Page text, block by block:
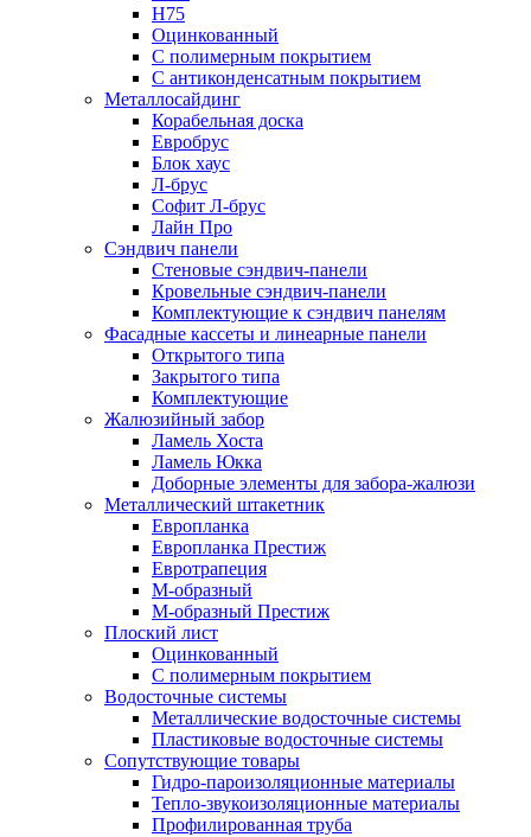
Н75
Оцинкованный
С полимерным покрытием
С антиконденсатным покрытием
Металлосайдинг
Корабельная доска
Евробрус
Блок хаус
Л-брус
Софит Л-брус
Лайн Про
Сэндвич панели
Стеновые сэндвич-панели
Кровельные сэндвич-панели
Комплектующие к сэндвич панелям
Фасадные кассеты и линеарные панели
Открытого типа
Закрытого типа
Комплектующие
Жалюзийный забор
Ламель Хоста
Ламель Юкка
Доборные элементы для забора-жалюзи
Металлический штакетник
Европланка
Европланка Престиж
Евротрапеция
М-образный
М-образный Престиж
Плоский лист
Оцинкованный
С полимерным покрытием
Водосточные системы
Металлические водосточные системы
Пластиковые водосточные системы
Сопутствующие товары
Гидро-пароизоляционные материалы
Тепло-звукоизоляционные материалы
Профилированная труба